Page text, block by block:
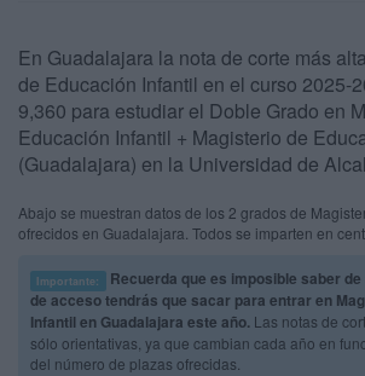
En Guadalajara la nota de corte más
de Educación Infantil en el curso 2025-
9,360 para estudiar el Doble Grado en
Educación Infantil + Magisterio de
(Guadalajara) en la Universidad de
Abajo se muestran datos de los 2 grados de
ofrecidos en Guadalajara. Todos se imparten en
Importante:
Recuerda que es imposible saber
de acceso tendrás que sacar para entrar en
Infantil en Guadalajara este año. Las notas de
sólo orientativas, ya que cambian cada año en
del número de plazas ofrecidas.